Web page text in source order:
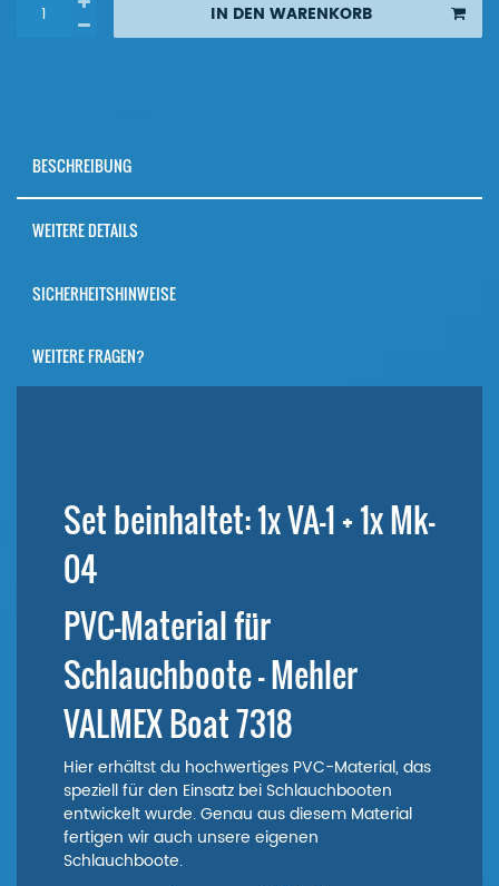
IN DEN WARENKORB
BESCHREIBUNG
WEITERE DETAILS
SICHERHEITSHINWEISE
WEITERE FRAGEN?
Set beinhaltet: 1x VA-1 + 1x Mk-
04
PVC-Material für
Schlauchboote – Mehler
VALMEX Boat 7318
Hier erhältst du hochwertiges PVC-Material, das
speziell für den Einsatz bei Schlauchbooten
entwickelt wurde. Genau aus diesem Material
fertigen wir auch unsere eigenen
Schlauchboote.